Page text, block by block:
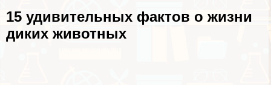
15 удивительных фактов о жизни
диких животных